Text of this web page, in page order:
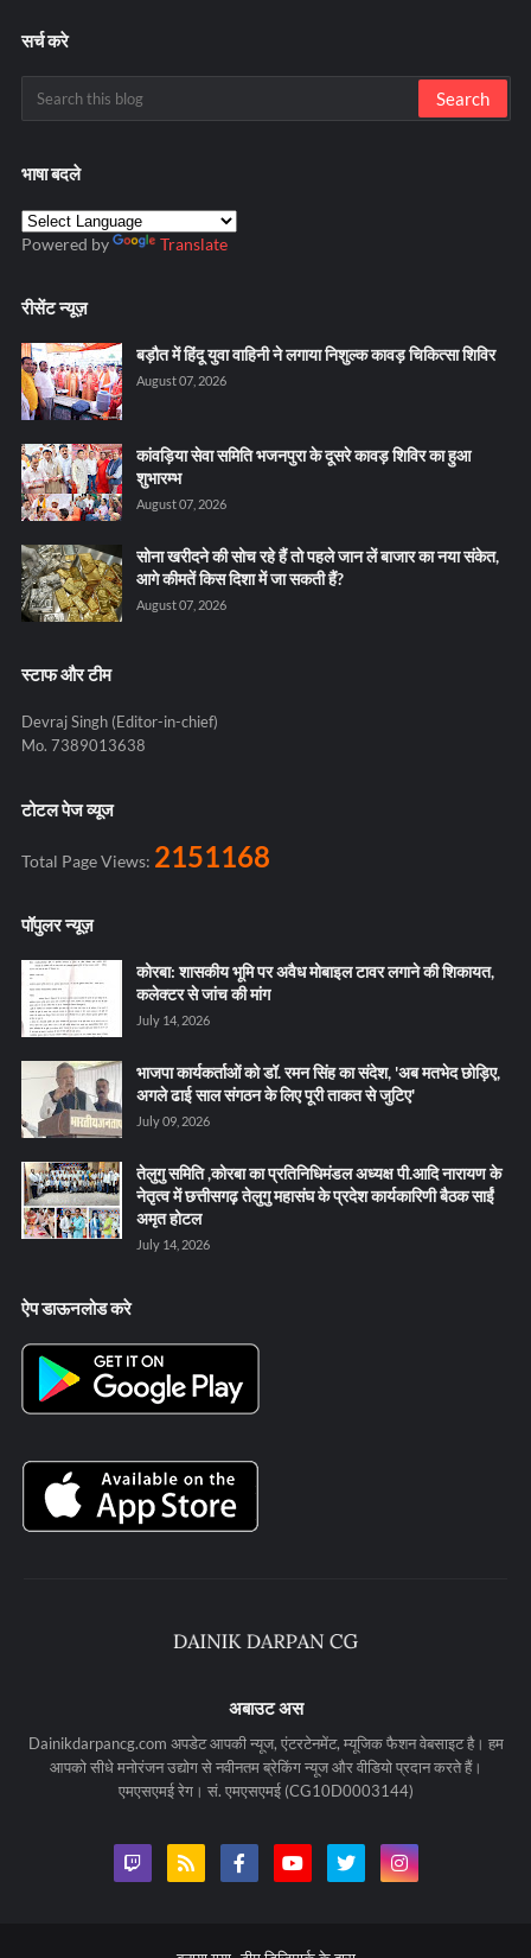
सर्च करे
भाषा बदले
Powered by Translate
रीसेंट न्यूज़
बड़ौत में हिंदू युवा वाहिनी ने लगाया निशुल्क कावड़ चिकित्सा शिविर
August 07, 2026
कांवड़िया सेवा समिति भजनपुरा के दूसरे कावड़ शिविर का हुआ
शुभारम्भ
August 07, 2026
सोना खरीदने की सोच रहे हैं तो पहले जान लें बाजार का नया संकेत,
आगे कीमतें किस दिशा में जा सकती हैं?
August 07, 2026
स्टाफ और टीम
Devraj Singh (Editor-in-chief)
Mo. 7389013638
टोटल पेज व्यूज
Total Page Views: 2151168
पॉपुलर न्यूज़
कोरबा: शासकीय भूमि पर अवैध मोबाइल टावर लगाने की शिकायत,
कलेक्टर से जांच की मांग
July 14, 2026
भाजपा कार्यकर्ताओं को डॉ. रमन सिंह का संदेश, 'अब मतभेद छोड़िए,
अगले ढाई साल संगठन के लिए पूरी ताकत से जुटिए'
July 09, 2026
तेलुगु समिति ,कोरबा का प्रतिनिधिमंडल अध्यक्ष पी.आदि नारायण के
नेतृत्व में छत्तीसगढ़ तेलुगु महासंघ के प्रदेश कार्यकारिणी बैठक साईं
अमृत होटल
July 14, 2026
ऐप डाऊनलोड करे
अबाउट अस
Dainikdarpancg.com अपडेट आपकी न्यूज, एंटरटेनमेंट, म्यूजिक फैशन वेबसाइट है। हम
आपको सीधे मनोरंजन उद्योग से नवीनतम ब्रेकिंग न्यूज और वीडियो प्रदान करते हैं।
एमएसएमई रेग। सं. एमएसएमई (CG10D0003144)